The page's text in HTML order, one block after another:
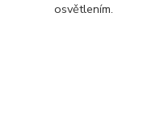
osvětlením.